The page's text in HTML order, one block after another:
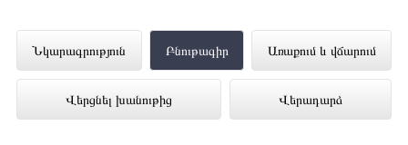
Նկարագրություն Բնութագիր Առաքում և վճարում
Վերցնել խանութից Վերադարձ
Հեռուստացույց SAMSUNG
UE65U8000FUXRU ներկայացված է
Technomix առցանց խանութում լավագույն